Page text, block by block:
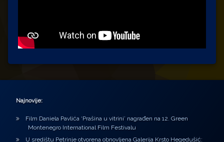
Najnovije:
Film Daniela Pavlića ‘Prašina u vitrini’ nagrađen na 12. Green
Montenegro International Film Festivalu
U središtu Petrinje otvorena obnovljena Galerija Krsto Hegedušić: